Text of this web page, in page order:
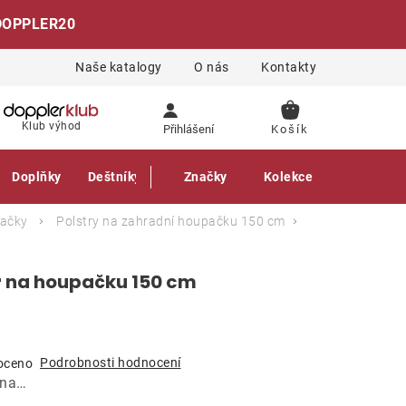
Naše katalogy O nás Kontakty
Klub výhod Přihlášení
NÁKUPNÍ
Doplňky Deštníky Gastro produkty
Značky Kolekce
Polstry na zahradní houpačku 150 cm
na houpačku 150 cm
Podrobnosti hodnocení